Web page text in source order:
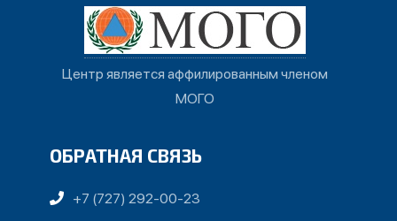
Центр является аффилированным членом
МОГО
ОБРАТНАЯ СВЯЗЬ
+7 (727) 292-00-23